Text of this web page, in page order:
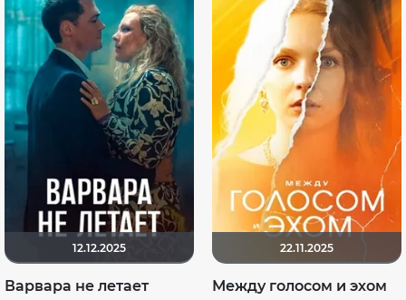
12.12.2025
Варвара не летает
22.11.2025
Между голосом и эхом